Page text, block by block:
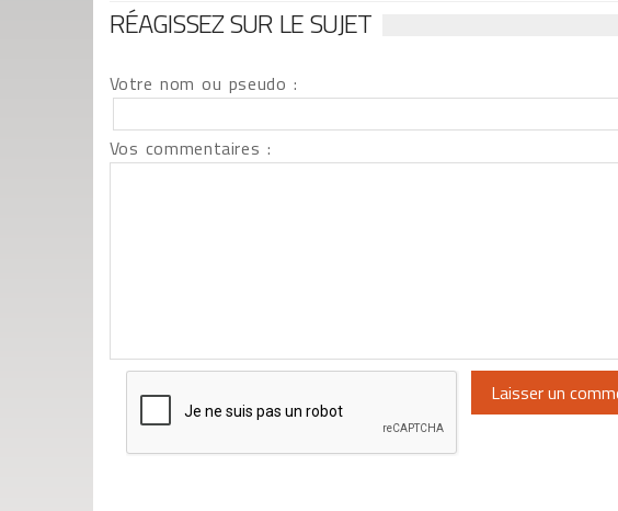
RÉAGISSEZ SUR LE SUJET
Votre nom ou pseudo :
Vos commentaires :